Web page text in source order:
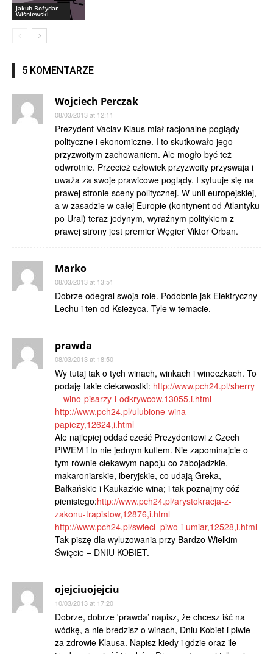
Jakub Bożydar
Wiśniewski
5 KOMENTARZE
Wojciech Perczak
08/03/2013 at 12:11
Prezydent Vaclav Klaus miał racjonalne poglądy
polityczne i ekonomiczne. I to skutkowało jego
przyzwoitym zachowaniem. Ale mogło być też
odwrotnie. Przecież człowiek przyzwoity przyswaja i
uważa za swoje prawicowe poglądy. I sytuuje się na
prawej stronie sceny politycznej. W unii europejskiej,
a w zasadzie w całej Europie (kontynent od Atlantyku
po Ural) teraz jedynym, wyraźnym politykiem z
prawej strony jest premier Węgier Viktor Orban.
Marko
08/03/2013 at 13:51
Dobrze odegral swoja role. Podobnie jak Elektryczny
Lechu i ten od Ksiezyca. Tyle w temacie.
prawda
08/03/2013 at 18:50
Wy tutaj tak o tych winach, winkach i wineczkach. To
podaję takie ciekawostki: http://www.pch24.pl/sherry
—wino-pisarzy-i-odkrywcow,13055,i.html
http://www.pch24.pl/ulubione-wina-
papiezy,12624,i.html
Ale najlepiej oddać cześć Prezydentowi z Czech
PIWEM i to nie jednym kuflem. Nie zapominajcie o
tym równie ciekawym napoju co żabojadzkie,
makaroniarskie, iberyjskie, co udają Greka,
Bałkańskie i Kaukazkie wina; i tak poznajmy cóź
pienistego:http://www.pch24.pl/arystokracja-z-
zakonu-trapistow,12876,i.html
http://www.pch24.pl/swieci–piwo-i-umiar,12528,i.html
Tak piszę dla wyluzowania przy Bardzo Wielkim
Święcie – DNIU KOBIET.
ojejciuojejciu
10/03/2013 at 17:20
Dobrze, dobrze 'prawda’ napisz, że chcesz iść na
wódkę, a nie bredzisz o winach, Dniu Kobiet i piwie
za zdrowie Klausa. Napisz kiedy i gdzie oraz ile